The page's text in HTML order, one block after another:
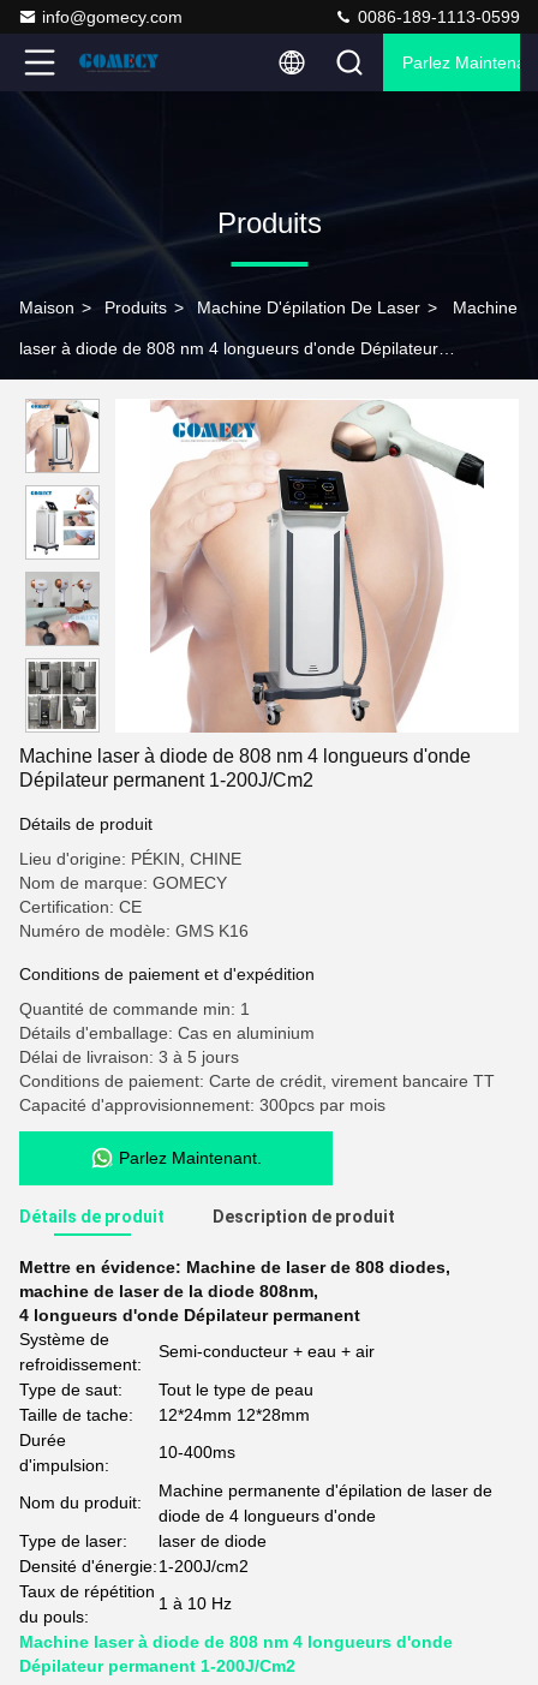
info@gomecy.com 0086-189-1113-0599
Parlez
Produits
Maison > Produits > Machine D'épilation De Laser > Machine
laser à diode de 808 nm 4 longueurs d'onde Dépilateur
Machine laser à diode de 808 nm 4 longueurs d'onde
Dépilateur permanent 1-200J/Cm2
Détails de produit
Lieu d'origine: PÉKIN, CHINE
Nom de marque: GOMECY
Certification: CE
Numéro de modèle: GMS K16
Conditions de paiement et d'expédition
Quantité de commande min: 1
Détails d'emballage: Cas en aluminium
Délai de livraison: 3 à 5 jours
Conditions de paiement: Carte de crédit, virement bancaire TT
Capacité d'approvisionnement: 300pcs par mois
Parlez Maintenant.
Détails de produit Description de produit
Mettre en évidence: Machine de laser de 808 diodes,
machine de laser de la diode 808nm,
4 longueurs d'onde Dépilateur permanent
Système de
refroidissement:
Semi-conducteur + eau + air
Type de saut:
Tout le type de peau
Taille de tache:
12*24mm 12*28mm
Durée
d'impulsion:
10-400ms
Nom du produit:
Machine permanente d'épilation de laser de
diode de 4 longueurs d'onde
Type de laser:
laser de diode
Densité d'énergie:1-200J/cm2
Taux de répétition
du pouls:
1 à 10 Hz
Machine laser à diode de 808 nm 4 longueurs d'onde
Dépilateur permanent 1-200J/Cm2